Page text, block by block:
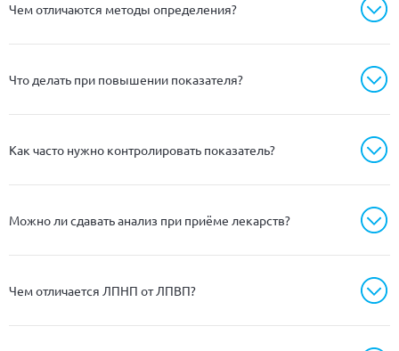
Чем отличаются методы определения?
Что делать при повышении показателя?
Как часто нужно контролировать показатель?
Можно ли сдавать анализ при приёме лекарств?
Чем отличается ЛПНП от ЛПВП?